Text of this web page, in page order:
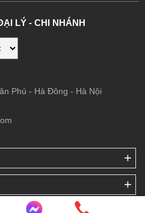
LÝ - CHI NHÁNH
Phú - Hà Đông - Hà Nội